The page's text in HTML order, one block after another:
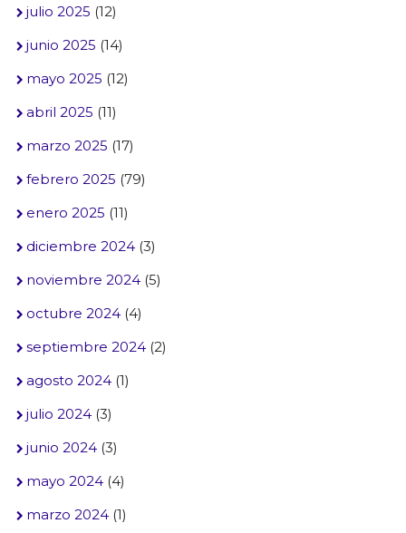
julio 2025 (12)
junio 2025 (14)
mayo 2025 (12)
abril 2025 (11)
marzo 2025 (17)
febrero 2025 (79)
enero 2025 (11)
diciembre 2024(3)
noviembre 2024(5)
octubre 2024(4)
septiembre 2024(2)
agosto 2024(1)
julio 2024(3)
junio 2024(3)
mayo 2024(4)
marzo 2024(1)